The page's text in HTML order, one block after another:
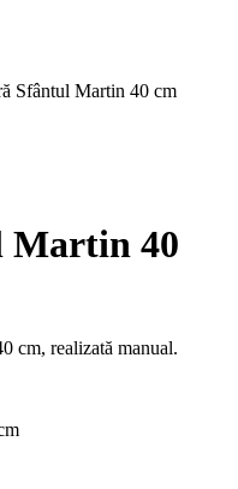
Sfântul Martin 40 cm
Martin 40
cm, realizată manual.